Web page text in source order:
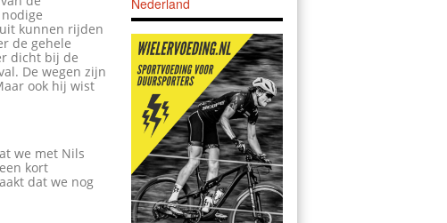
kunnen rijden
de gehele
dicht bij de
De wegen zijn
ook hij wist
we met Nils
kort
dat we nog
Nederland